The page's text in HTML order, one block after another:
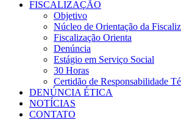
FISCALIZAÇÃO
Objetivo
Núcleo de Orientação da
Fiscalização Orienta
Denúncia
Estágio em Serviço Social
30 Horas
Certidão de Responsabilidade
DENÚNCIA ÉTICA
NOTÍCIAS
CONTATO